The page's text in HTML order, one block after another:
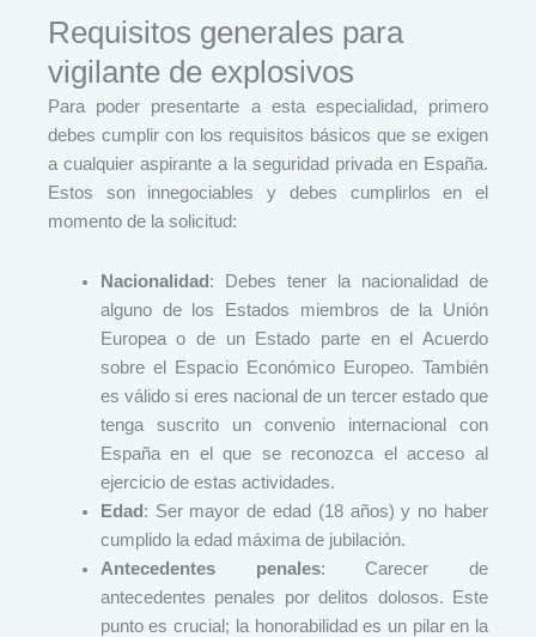
Requisitos generales para
vigilante de explosivos
Para poder presentarte a esta especialidad, primero
debes cumplir con los requisitos básicos que se exigen
a cualquier aspirante a la seguridad privada en España.
Estos son innegociables y debes cumplirlos en el
momento de la solicitud:
Nacionalidad : Debes tener la nacionalidad de
alguno de los Estados miembros de la Unión
Europea o de un Estado parte en el Acuerdo
sobre el Espacio Económico Europeo. También
es válido si eres nacional de un tercer estado que
tenga suscrito un convenio internacional con
España en el que se reconozca el acceso al
ejercicio de estas actividades.
Edad : Ser mayor de edad (18 años) y no haber
cumplido la edad máxima de jubilación.
Antecedentes penales: Carecer de
antecedentes penales por delitos dolosos. Este
punto es crucial; la honorabilidad es un pilar en la